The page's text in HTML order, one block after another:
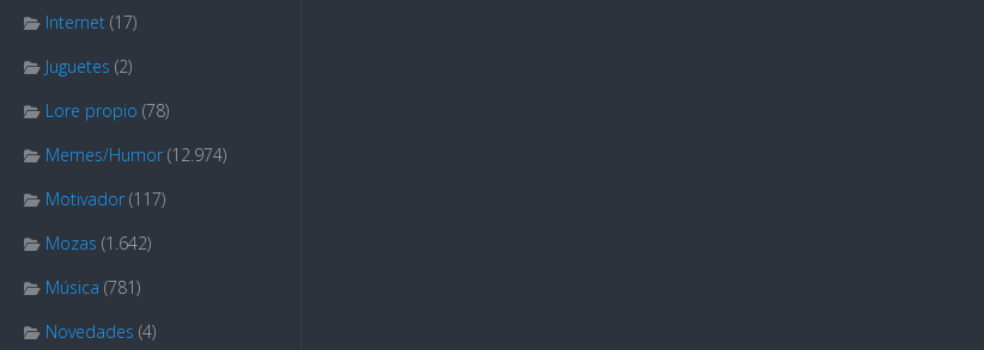
Internet (17)
Juguetes (2)
Lore propio (78)
Memes/Humor (12.974)
Motivador (117)
Mozas (1.642)
Música (781)
Novedades (4)